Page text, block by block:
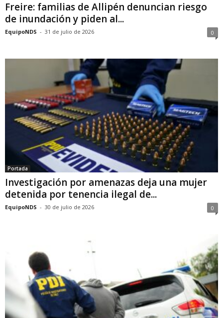
Freire: familias de Allipén denuncian riesgo
de inundación y piden al...
EquipoNDS - 31 de julio de 2026 0
Portada
Investigación por amenazas deja una mujer
detenida por tenencia ilegal de...
EquipoNDS - 30 de julio de 2026 0